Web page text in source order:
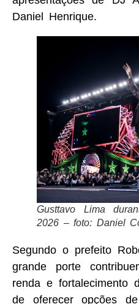
Daniel Henrique.
Gusttavo Lima
2026 – foto: Daniel
Segundo o prefeito
grande porte
renda e fortalecimento
de oferecer opções